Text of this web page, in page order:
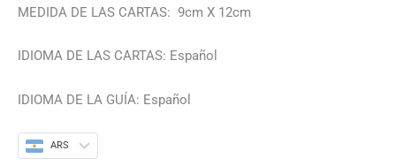
MEDIDA DE LAS CARTAS: 9cm X 12cm
IDIOMA DE LAS CARTAS: Español
IDIOMA DE LA GUÍA: Español
ARS